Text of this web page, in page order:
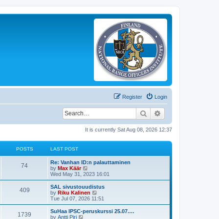
Login
Register
Search
It is currently Sat Aug 08, 2026 12:37
POSTS LAST POST
74
Re: Vanhan ID:n palauttaminen
by Max Käär
i
e
w
t
h
a
Wed May 31, 2023 16:01
409
SAL sivustouudistus
by Riku Kalinen
i
e
w
Tue Jul 07, 2026 11:51
1739
SuHaa IPSC-peruskurssi 25.07.…
by Antti Piri